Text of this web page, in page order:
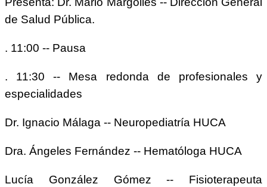
de Salud Pública.
. 11:00 -- Pausa
. 11:30 -- Mesa redonda de profesionales y
especialidades
Dr. Ignacio Málaga -- Neuropediatría HUCA
Dra. Ángeles Fernández -- Hematóloga HUCA
Lucía González Gómez -- Fisioterapeuta